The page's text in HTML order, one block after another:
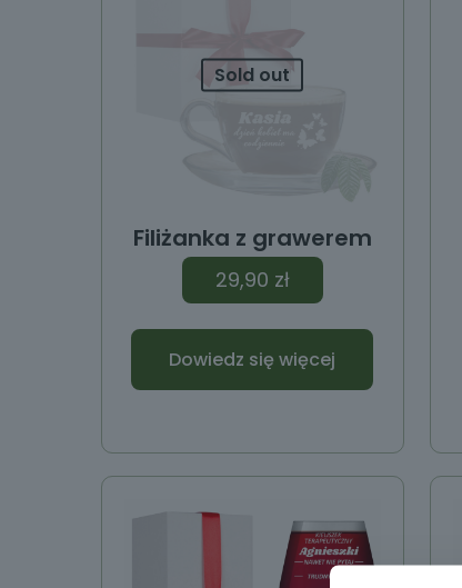
Sold out
Filiżanka z grawerem
29,90 zł
Dowiedz się więcej